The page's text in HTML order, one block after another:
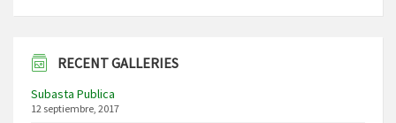
RECENT GALLERIES
Subasta Publica
12 septiembre, 2017